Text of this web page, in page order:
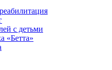
с детьми
«Бетта»